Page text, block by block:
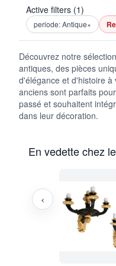
Active filters (1)
periode: Antique×
Découvrez notre
antiques, des pièces
d'élégance et d'histoire
anciens sont parfaits
passé et souhaitent
dans leur décoration.
En vedette chez
‹